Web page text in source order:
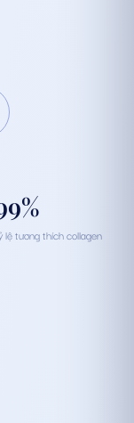
tỷ lệ tương thích collagen
%
lệ tương thích collagen